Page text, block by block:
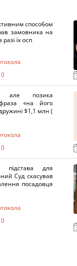
способом
замовника на
їх осп
0
але позика
«на його
$1,1 млн (
0
для
Суд скасував
посадовця
0